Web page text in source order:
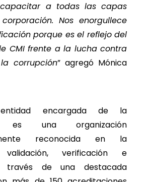
a todas las capas
Nos enorgullece
porque es el reflejo del
CMI frente a la lucha contra
corrupción” agregó Mónica
encargada de la
es una organización
reconocida en la
validación, verificación e
través de una destacada